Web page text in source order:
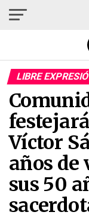
LIBRE
Víctor
años de
sus 50